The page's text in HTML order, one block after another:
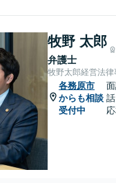
牧野 太郎
弁護士
牧野太郎経営法律
各務原市
からも相談
受付中